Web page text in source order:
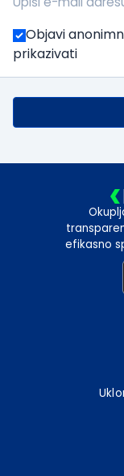
Objavi
prikazivati
efikasno